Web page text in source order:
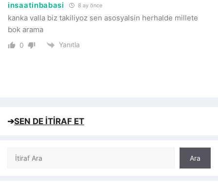
insaatinbabasi 8 ay önce
kanka valla biz takiliyoz sen asosyalsin herhalde millete
bok arama
0 Yanıtla
➔SEN DE İTİRAF ET
Ara
Ara